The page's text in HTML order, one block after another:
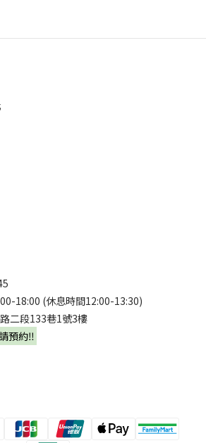
18:00 (休息時間12:00-13:30)
二段133巷1號3樓
預約‼️